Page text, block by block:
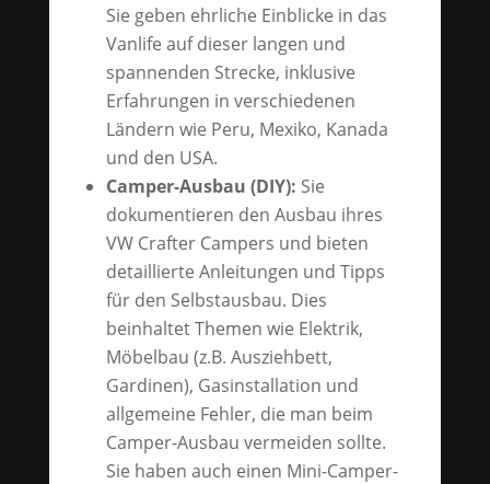
Sie geben ehrliche Einblicke in das
Vanlife auf dieser langen und
spannenden Strecke, inklusive
Erfahrungen in verschiedenen
Ländern wie Peru, Mexiko, Kanada
und den USA.
Camper-Ausbau (DIY): Sie
dokumentieren den Ausbau ihres
VW Crafter Campers und bieten
detaillierte Anleitungen und Tipps
für den Selbstausbau. Dies
beinhaltet Themen wie Elektrik,
Möbelbau (z.B. Ausziehbett,
Gardinen), Gasinstallation und
allgemeine Fehler, die man beim
Camper-Ausbau vermeiden sollte.
Sie haben auch einen Mini-Camper-